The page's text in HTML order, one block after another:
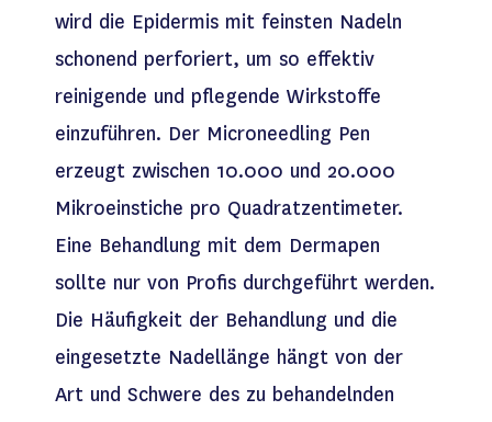
wird die Epidermis mit feinsten Nadeln
schonend perforiert, um so effektiv
reinigende und pflegende Wirkstoffe
einzuführen. Der Microneedling Pen
erzeugt zwischen 10.000 und 20.000
Mikroeinstiche pro Quadratzentimeter.
Eine Behandlung mit dem Dermapen
sollte nur von Profis durchgeführt werden.
Die Häufigkeit der Behandlung und die
eingesetzte Nadellänge hängt von der
Art und Schwere des zu behandelnden